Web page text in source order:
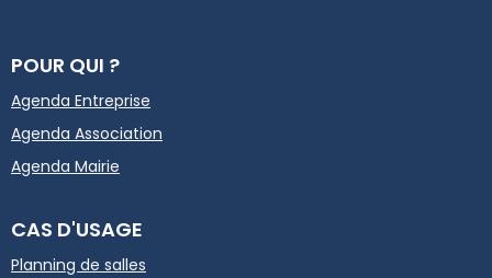
POUR QUI ?
Agenda Entreprise
Agenda Association
Agenda Mairie
CAS D'USAGE
Planning de salles